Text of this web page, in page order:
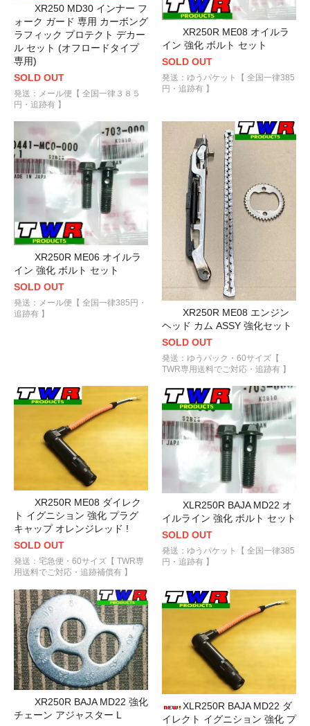
XR250 MD30 インナー フ
ォーク ガード 専用 カーボング
ラフィック プロテクト デカー
ル セット (オフロードタイプ
専用)
SOLD OUT
発送：メール便【 全国一律３８５
円・追跡有 】
XR250R ME08 オイルラ
イン 強化 ボルト セット
SOLD OUT
発送：ゆうパケット【 全国一律385
円・追跡有 】
XR250R ME06 オイルラ
イン 強化 ボルト セット
SOLD OUT
発送：メール便【 全国一律385円・
追跡有 】
XR250R ME08 エンジン
ヘッド カム ASSY 強化セット
SOLD OUT
発送：ゆうパック・60サイズ【
TWR専用送料でご対応・追跡有 】
XR250R ME08 ダイレク
ト イグニション 強化 プラグ
キャップ オレンジレッド !
SOLD OUT
発送：宅急便・60サイズ【 TWR専
用送料でご対応・追跡補償有 】
XLR250R BAJA MD22 オ
イルライン 強化 ボルト セット
SOLD OUT
発送：ゆうパケット【 全国一律385
円・追跡有 】
XR250R BAJA MD22 強化
チェーン アジャスター L
XLR250R BAJA MD22 ダ
イレクト イグニション 強化 プ